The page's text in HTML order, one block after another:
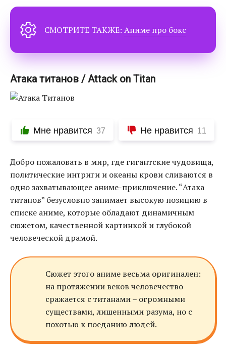
СМОТРИТЕ ТАКЖЕ: Аниме про бокс
Атака титанов / Attack on Titan
Мне нравится 37 Не нравится 11
Добро пожаловать в мир, где гигантские чудовища,
политические интриги и океаны крови сливаются в
одно захватывающее аниме-приключение. “Атака
титанов” безусловно занимает высокую позицию в
списке аниме, которые обладают динамичным
сюжетом, качественной картинкой и глубокой
человеческой драмой.
Сюжет этого аниме весьма оригинален:
на протяжении веков человечество
сражается с титанами – огромными
существами, лишенными разума, но с
похотью к поеданию людей.